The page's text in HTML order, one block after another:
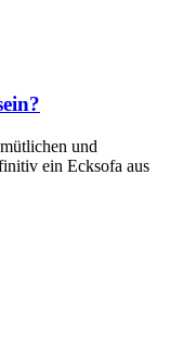
und
ein Ecksofa aus